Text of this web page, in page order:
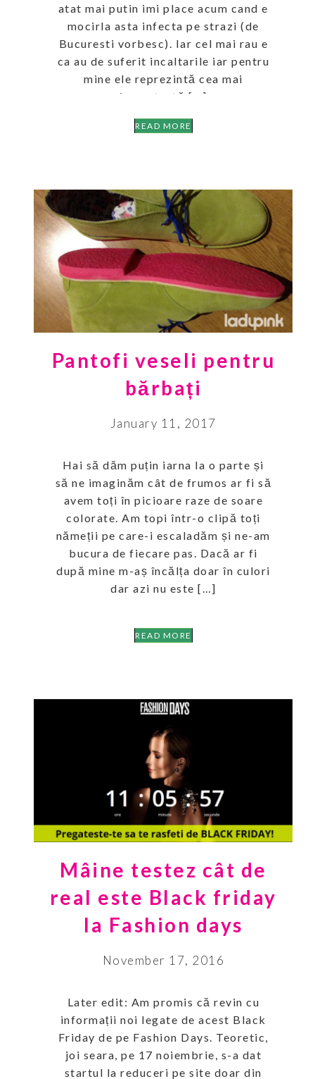
atat mai putin imi place acum cand e
mocirla asta infecta pe strazi (de
Bucuresti vorbesc). Iar cel mai rau e
ca au de suferit incaltarile iar pentru
mine ele reprezintă cea mai
importantă […]
READ MORE
Pantofi veseli pentru
bărbați
January 11, 2017
Hai să dăm puțin iarna la o parte și
să ne imaginăm cât de frumos ar fi să
avem toți în picioare raze de soare
colorate. Am topi într-o clipă toți
nămeții pe care-i escaladăm și ne-am
bucura de fiecare pas. Dacă ar fi
după mine m-aș încălța doar în culori
dar azi nu este […]
READ MORE
Mâine testez cât de
real este Black friday
la Fashion days
November 17, 2016
Later edit: Am promis că revin cu
informații noi legate de acest Black
Friday de pe Fashion Days. Teoretic,
joi seara, pe 17 noiembrie, s-a dat
startul la reduceri pe site doar din